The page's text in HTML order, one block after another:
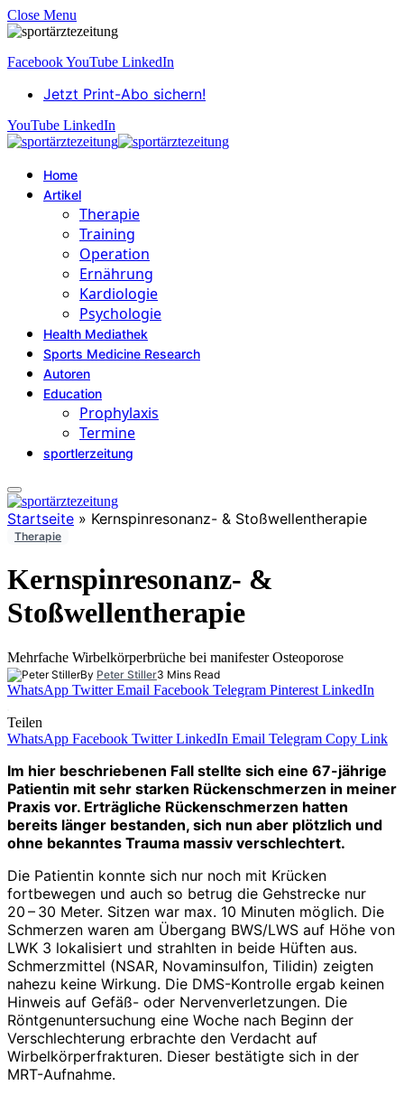
Close Menu
FacebookYouTube LinkedIn
Jetzt Print-Abo sichern!
YouTube LinkedIn
Home
Artikel
Therapie
Training
Operation
Ernährung
Kardiologie
Psychologie
Health Mediathek
Sports Medicine Research
Autoren
Education
Prophylaxis
Termine
sportlerzeitung
Startseite » Kernspinresonanz- & Stoßwellentherapie
Therapie
Kernspinresonanz- &
Stoßwellentherapie
Mehrfache Wirbelkörperbrüche bei manifester Osteoporose
By Peter Stiller3 Mins Read
WhatsApp Twitter Email Facebook Telegram Pinterest LinkedIn
Teilen
WhatsApp Facebook Twitter LinkedIn Email Telegram Copy Link
Im hier beschriebenen Fall stellte sich eine 67-jährige
Patientin mit sehr starken Rückenschmerzen in meiner
Praxis vor. Erträgliche Rückenschmerzen hatten
bereits länger bestanden, sich nun aber plötzlich und
ohne bekanntes Trauma massiv verschlechtert.
Die Patientin konnte sich nur noch mit Krücken
fortbewegen und auch so betrug die Gehstrecke nur
20 – 30 Meter. Sitzen war max. 10 Minuten möglich. Die
Schmerzen waren am Übergang BWS/LWS auf Höhe von
LWK 3 lokalisiert und strahlten in beide Hüften aus.
Schmerzmittel (NSAR, Novaminsulfon, Tilidin) zeigten
nahezu keine Wirkung. Die DMS-Kontrolle ergab keinen
Hinweis auf Gefäß- oder Nervenverlet­zungen. Die
Röntgenuntersuchung eine Woche nach Beginn der
Verschlechterung erbrachte den Verdacht auf
Wirbelkörperfrakturen. Dieser bestätigte sich in der
MRT-Aufnahme.